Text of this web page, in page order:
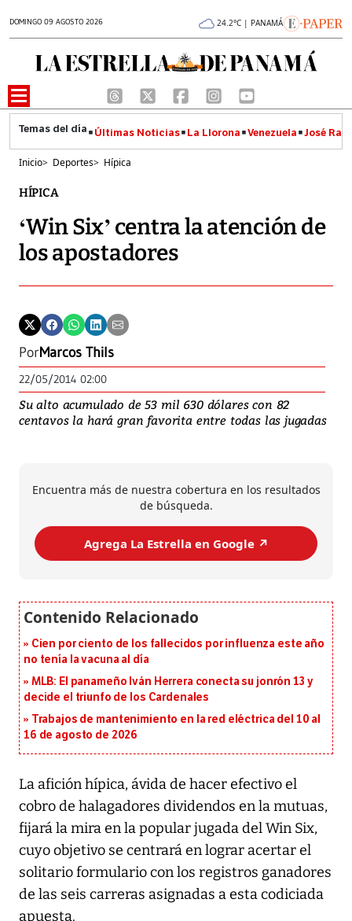
DOMINGO 09 AGOSTO 2026 24.2°C | PANAMÁ
Últimas Noticias La Llorona Venezuela José
Inicio> Deportes> Hípica
HÍPICA
‘Win Six’ centra la atención de
los apostadores
PorMarcos Thils
22/05/2014 02:00
Su alto acumulado de 53 mil 630 dólares con 82
centavos la hará gran favorita entre todas las jugadas
Encuentra más de nuestra cobertura en los resultados
de búsqueda.
Agrega La Estrella en Google ↗️
Cien por ciento de los fallecidos por influenza este año
no tenía la vacuna al día
MLB: El panameño Iván Herrera conecta su jonrón 13 y
decide el triunfo de los Cardenales
Trabajos de mantenimiento en la red eléctrica del 10 al
16 de agosto de 2026
La afición hípica, ávida de hacer efectivo el
cobro de halagadores dividendos en la mutuas,
fijará la mira en la popular jugada del Win Six,
cuyo objetivo se centrará en lograr acertar el
solitario formulario con los registros ganadores
de las seis carreras asignadas a esta codiciada
apuesta.